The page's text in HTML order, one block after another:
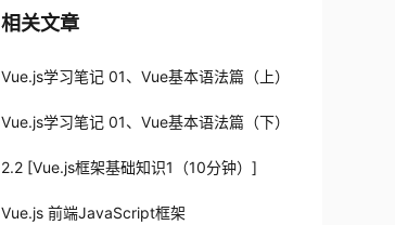
相关文章
Vue.js学习笔记 01、Vue基本语法篇（上）
Vue.js学习笔记 01、Vue基本语法篇（下）
2.2 [Vue.js框架基础知识1（10分钟）]
Vue.js 前端JavaScript框架